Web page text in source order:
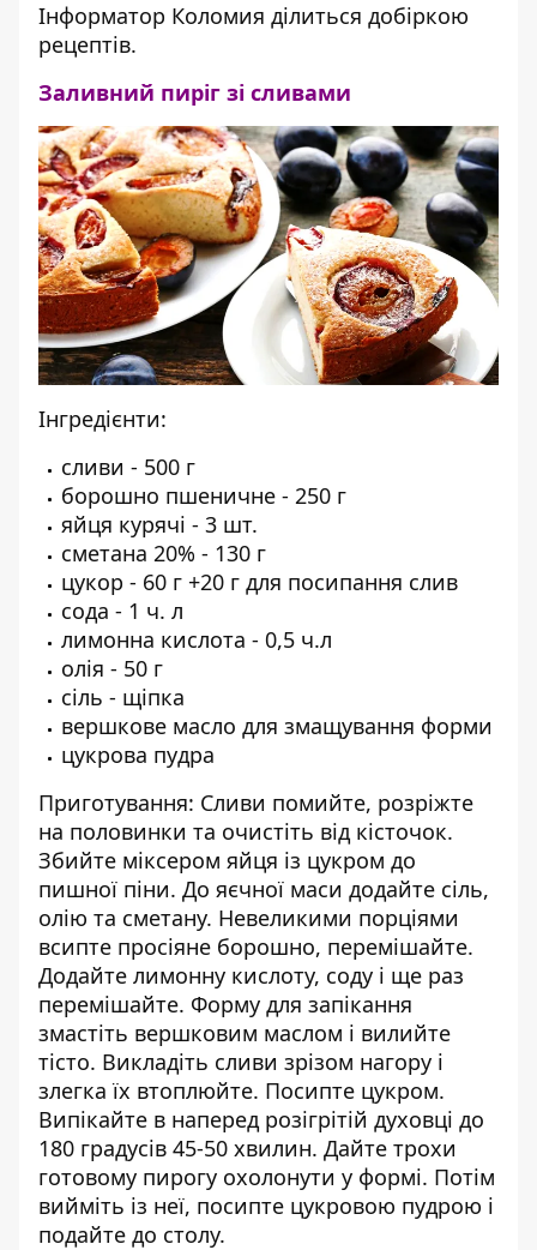
Інформатор Коломия ділиться добіркою
рецептів.
Заливний пиріг зі сливами
Інгредієнти:
сливи - 500 г
борошно пшеничне - 250 г
яйця курячі - 3 шт.
сметана 20% - 130 г
цукор - 60 г +20 г для посипання слив
сода - 1 ч. л
лимонна кислота - 0,5 ч.л
олія - 50 г
сіль - щіпка
вершкове масло для змащування форми
цукрова пудра
Приготування: Сливи помийте, розріжте
на половинки та очистіть від кісточок.
Збийте міксером яйця із цукром до
пишної піни. До яєчної маси додайте сіль,
олію та сметану. Невеликими порціями
всипте просіяне борошно, перемішайте.
Додайте лимонну кислоту, соду і ще раз
перемішайте. Форму для запікання
змастіть вершковим маслом і вилийте
тісто. Викладіть сливи зрізом нагору і
злегка їх втоплюйте. Посипте цукром.
Випікайте в наперед розігрітій духовці до
180 градусів 45-50 хвилин. Дайте трохи
готовому пирогу охолонути у формі. Потім
вийміть із неї, посипте цукровою пудрою і
подайте до столу.